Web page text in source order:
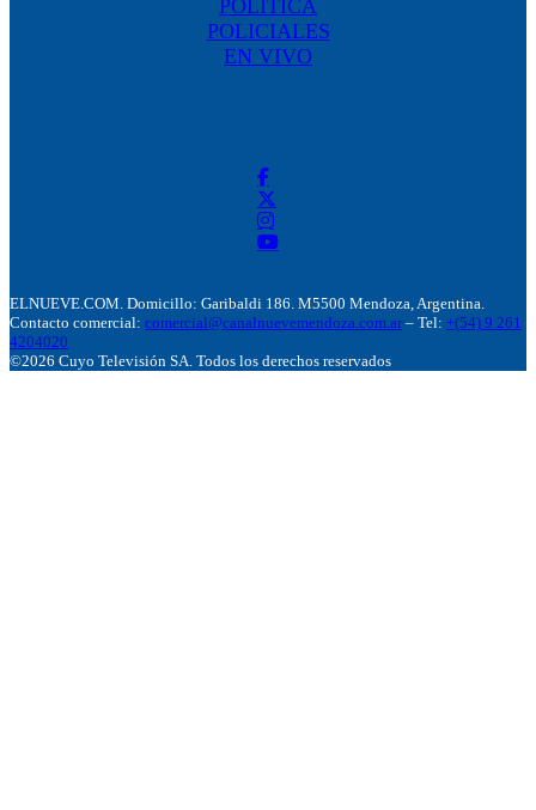
POLÍTICA
POLICIALES
EN VIVO
ELNUEVE.COM. Domicillo: Garibaldi 186. M5500 Mendoza, Argentina.
Contacto comercial: comercial@canalnuevemendoza.com.ar – Tel: +(54) 9 261
4204020
©2026 Cuyo Televisión SA. Todos los derechos reservados